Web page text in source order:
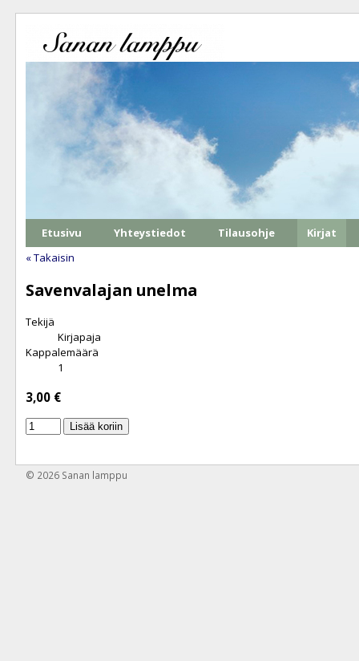
Etusivu Yhteystiedot Tilausohje
Kirjat
« Takaisin
Savenvalajan unelma
Tekijä
Kirjapaja
Kappalemäärä
1
3,00 €
Lisää koriin
© 2026 Sanan lamppu